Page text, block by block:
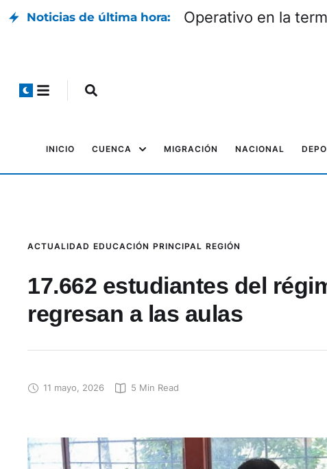
Noticias de última hora: Operativo en la
INICIO CUENCA MIGRACIÓN NACIONAL
ACTUALIDAD EDUCACIÓN PRINCIPAL REGIÓN
17.662 estudiantes del
regresan a las aulas
11 mayo, 2026 5 Min Read